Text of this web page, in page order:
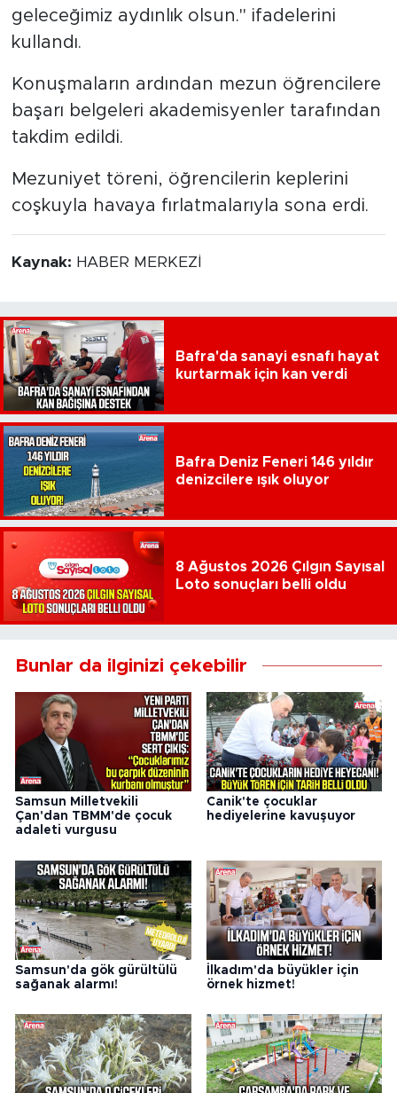
geleceğimiz aydınlık olsun." ifadelerini
kullandı.
Konuşmaların ardından mezun öğrencilere
başarı belgeleri akademisyenler tarafından
takdim edildi.
Mezuniyet töreni, öğrencilerin keplerini
coşkuyla havaya fırlatmalarıyla sona erdi.
Kaynak: HABER MERKEZİ
Bafra'da sanayi esnafı hayat
kurtarmak için kan verdi
Bafra Deniz Feneri 146 yıldır
denizcilere ışık oluyor
8 Ağustos 2026 Çılgın Sayısal
Loto sonuçları belli oldu
Bunlar da ilginizi çekebilir
Samsun Milletvekili
Çan'dan TBMM'de çocuk
adaleti vurgusu
Canik'te çocuklar
hediyelerine kavuşuyor
Samsun'da gök gürültülü
sağanak alarmı!
İlkadım'da büyükler için
örnek hizmet!